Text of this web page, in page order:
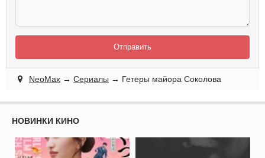
Отправить
NeoMax → Сериалы → Гетеры майора Соколова
НОВИНКИ КИНО